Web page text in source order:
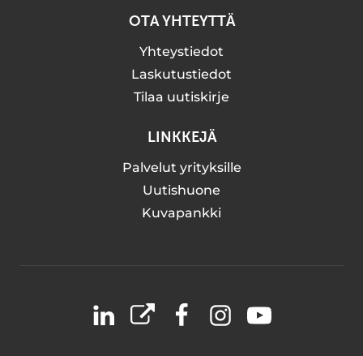
OTA YHTEYTTÄ
Yhteystiedot
Laskutustiedot
Tilaa uutiskirje
LINKKEJÄ
Palvelut yrityksille
Uutishuone
Kuvapankki
LinkedIn
X FacebookInstagramYouTube